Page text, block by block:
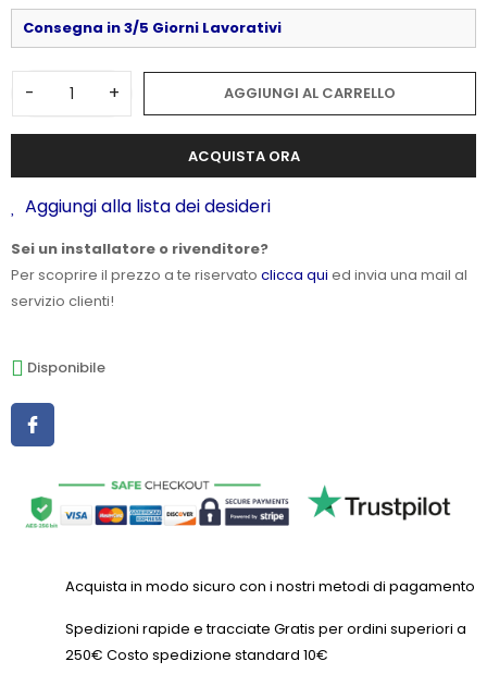
Consegna in 3/5 Giorni Lavorativi
- + AGGIUNGI AL CARRELLO
ACQUISTA ORA
Aggiungi alla lista dei desideri
Sei un installatore o rivenditore?
Per scoprire il prezzo a te riservato clicca qui ed invia una mail al
servizio clienti!
Disponibile
Acquista in modo sicuro con i nostri metodi di pagamento
Spedizioni rapide e tracciate Gratis per ordini superiori a
250€ Costo spedizione standard 10€